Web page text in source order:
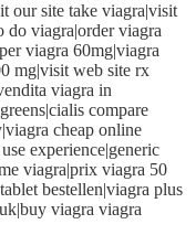
our site take viagra|visit
do viagra|order viagra
viagra 60mg|viagra
mg|visit web site rx
viagra in
compare
cheap online
experience|generic
viagra|prix viagra 50
bestellen|viagra plus
viagra viagra